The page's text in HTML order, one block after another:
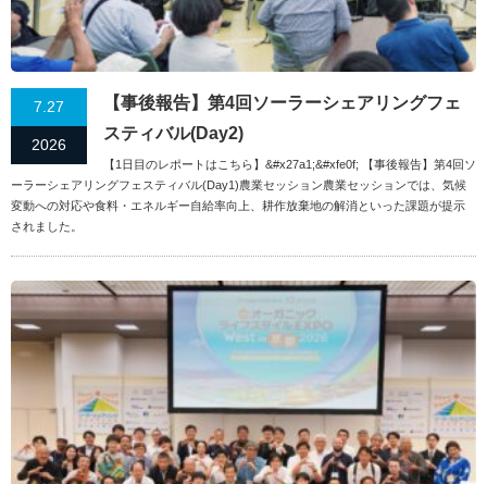
7.27
2026
【事後報告】第4回ソーラーシェアリングフェ
スティバル(Day2)
【1日目のレポートはこちら】&#x27a1;&#xfe0f; 【事後報告】第4回ソ
ーラーシェアリングフェスティバル(Day1)農業セッション農業セッションでは、気候
変動への対応や食料・エネルギー自給率向上、耕作放棄地の解消といった課題が提示
されました。